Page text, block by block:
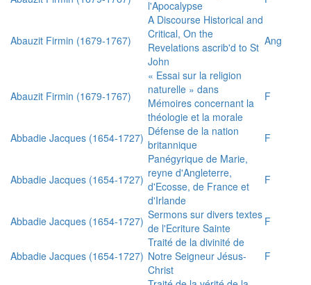
l'Apocalypse
Abauzit Firmin (1679-1767)
A Discourse Historical and
Critical, On the
Revelations ascrib'd to St
John
Ang
Abauzit Firmin (1679-1767)
« Essai sur la religion
naturelle » dans
Mémoires concernant la
théologie et la morale
F
Abbadie Jacques (1654-1727) Défense de la nation
britannique
F
Abbadie Jacques (1654-1727)
Panégyrique de Marie,
reyne d'Angleterre,
d'Ecosse, de France et
d'Irlande
F
Abbadie Jacques (1654-1727) Sermons sur divers textes
de l'Ecriture Sainte
F
Abbadie Jacques (1654-1727)
Traité de la divinité de
Notre Seigneur Jésus-
Christ
F